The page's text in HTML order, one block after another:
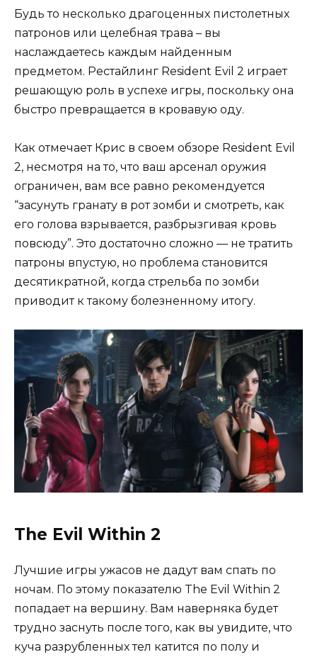
Будь то несколько драгоценных пистолетных
патронов или целебная трава – вы
наслаждаетесь каждым найденным
предметом. Рестайлинг Resident Evil 2 играет
решающую роль в успехе игры, поскольку она
быстро превращается в кровавую оду.
Как отмечает Крис в своем обзоре Resident Evil
2, несмотря на то, что ваш арсенал оружия
ограничен, вам все равно рекомендуется
“засунуть гранату в рот зомби и смотреть, как
его голова взрывается, разбрызгивая кровь
повсюду”. Это достаточно сложно — не тратить
патроны впустую, но проблема становится
десятикратной, когда стрельба по зомби
приводит к такому болезненному итогу.
The Evil Within 2
Лучшие игры ужасов не дадут вам спать по
ночам. По этому показателю The Evil Within 2
попадает на вершину. Вам наверняка будет
трудно заснуть после того, как вы увидите, что
куча разрубленных тел катится по полу и